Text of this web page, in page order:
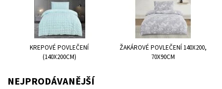
KREPOVÉ POVLEČENÍ
(140X200CM)
ŽAKÁROVÉ POVLEČENÍ 140X200,
70X90CM
NEJPRODÁVANĚJŠÍ